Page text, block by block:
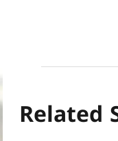
Related